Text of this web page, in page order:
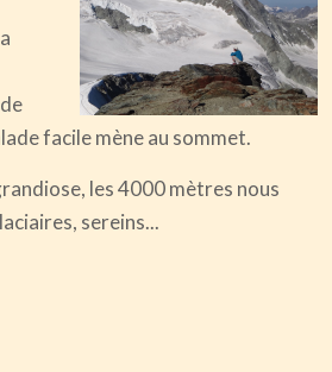
facile mène au sommet.
les 4000 mètres nous
sereins...